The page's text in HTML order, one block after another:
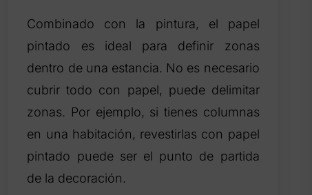
Combinado con la pintura, el papel
pintado es ideal para definir zonas
dentro de una estancia. No es necesario
cubrir todo con papel, puede delimitar
zonas. Por ejemplo, si tienes columnas
en una habitación, revestirlas con papel
pintado puede ser el punto de partida
de la decoración.